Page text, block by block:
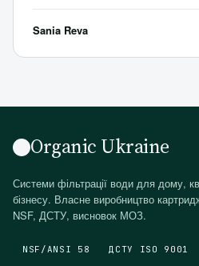
Sania Reva
Organic Ukraine
Системи фільтрації води для дому,
бізнесу. Власне виробництво
NSF, ДСТУ, висновок МОЗ.
NSF/ANSI 58 ДСТУ ISO 9001